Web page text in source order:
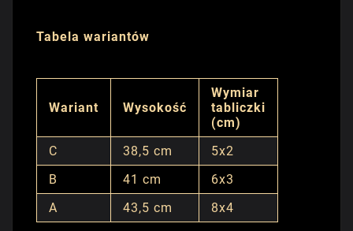
Tabela wariantów
Wariant Wysokość
Wymiar
tabliczki
(cm)
C
38,5 cm
5x2
B
41 cm
6x3
A
43,5 cm 8x4